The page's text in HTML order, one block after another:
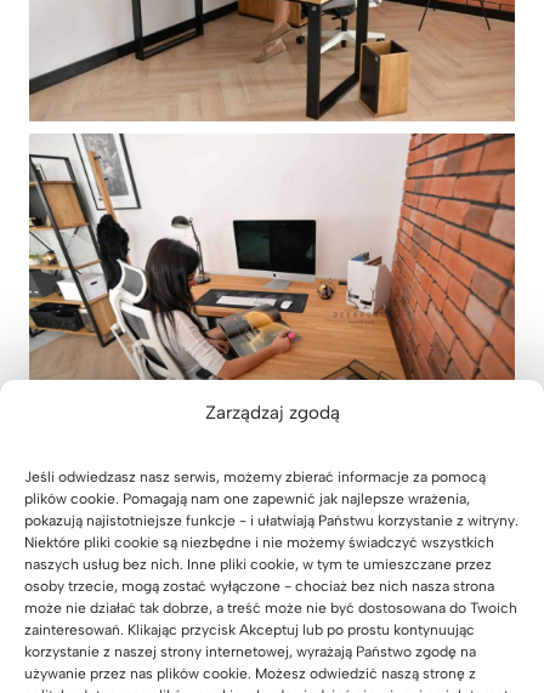
Zarządzaj zgodą
Jeśli odwiedzasz nasz serwis, możemy zbierać informacje za pomocą
plików cookie. Pomagają nam one zapewnić jak najlepsze wrażenia,
pokazują najistotniejsze funkcje - i ułatwiają Państwu korzystanie z witryny.
Niektóre pliki cookie są niezbędne i nie możemy świadczyć wszystkich
naszych usług bez nich. Inne pliki cookie, w tym te umieszczane przez
osoby trzecie, mogą zostać wyłączone - chociaż bez nich nasza strona
może nie działać tak dobrze, a treść może nie być dostosowana do Twoich
zainteresowań. Klikając przycisk Akceptuj lub po prostu kontynuując
korzystanie z naszej strony internetowej, wyrażają Państwo zgodę na
używanie przez nas plików cookie. Możesz odwiedzić naszą stronę z
Tagi
wpisu:
#LOFT OFFICE PLUS
Nawigacja
wpisu
POPRZEDNI
Stolik pomocniczy do
kanapy na książkę, laptop
lub kawę
NASTĘPNY
Twój nowy wymiar pracy
– eleganckie biurko
regulowane